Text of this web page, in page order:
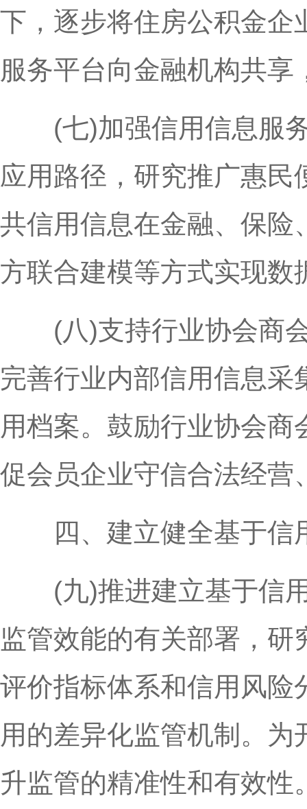
下，逐步将住房公积金企
服务平台向金融机构共享
(七)加强信用信息服务
应用路径，研究推广惠
共信用信息在金融、保险
方联合建模等方式实现数
(八)支持行业协会商会
完善行业内部信用信息
用档案。鼓励行业协会
促会员企业守信合法经营
四、建立健全基于信
(九)推进建立基于信用
监管效能的有关部署，
评价指标体系和信用风险
用的差异化监管机制。为
升监管的精准性和有效